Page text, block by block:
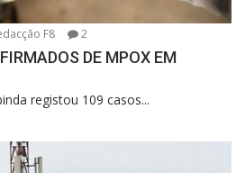
F8 2
DE MPOX EM
registou 109 casos...